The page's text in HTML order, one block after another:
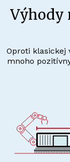
Výhody
Oproti klasickej
mnoho